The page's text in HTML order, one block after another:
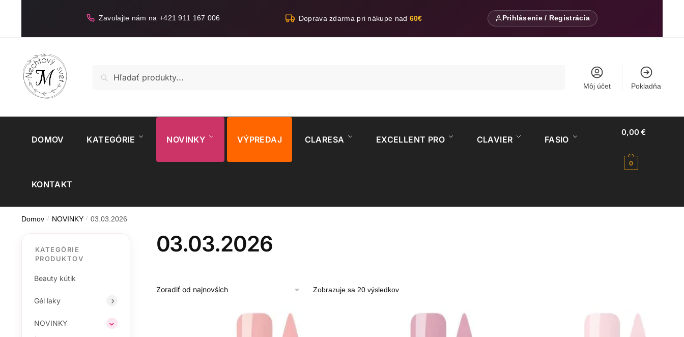
Zavolajte nám na +421 911 167 006 Doprava zdarma pri nákupe nad 60€ Prihlásenie / Registrácia
Vyhľadávanie
Môj účet Pokladňa
DOMOV KATEGÓRIE NOVINKY VÝPREDAJ CLARESA EXCELLENT PRO CLAVIER FASIO
KONTAKT
0,00€
0
Domov / NOVINKY / 03.03.2026
03.03.2026
Zobrazuje sa 20 výsledkovZoradené
najnovších
KATEGÓRIE
PRODUKTOV
Beauty kútik
Gél laky
NOVINKY